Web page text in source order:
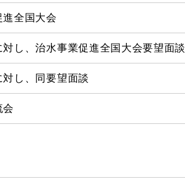
全国大会
し、治水事業促進全国大会要望面談
し、同要望面談
会